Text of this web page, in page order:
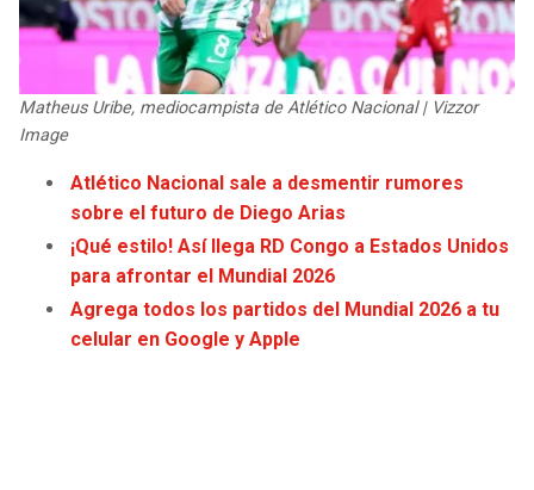
COLTS
JAGUARS
COWBOYS
GIANTS
EAGLES
MAGIC
WIZARDS
CLIPPERS
LAKERS
SUNS
Matheus Uribe, mediocampista de Atlético Nacional | Vizzor
Image
Atlético Nacional sale a desmentir rumores
sobre el futuro de Diego Arias
¡Qué estilo! Así llega RD Congo a Estados Unidos
para afrontar el Mundial 2026
Agrega todos los partidos del Mundial 2026 a tu
celular en Google y Apple